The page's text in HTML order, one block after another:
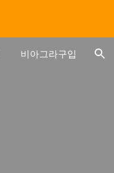
비아그라구입